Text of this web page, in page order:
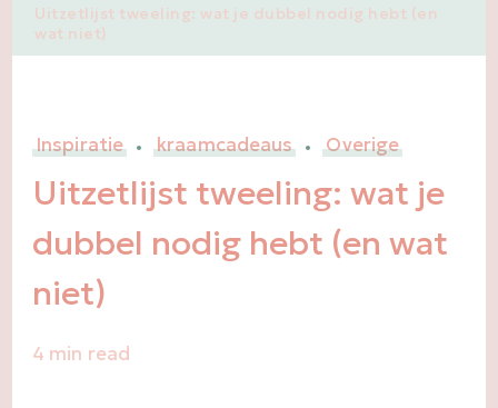
Uitzetlijst tweeling: wat je dubbel nodig hebt (en
wat niet)
Inspiratie kraamcadeaus Overige
Uitzetlijst tweeling: wat je
dubbel nodig hebt (en wat
niet)
4 min read